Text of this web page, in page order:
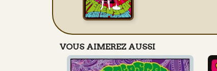
VOUS AIMEREZ AUSSI